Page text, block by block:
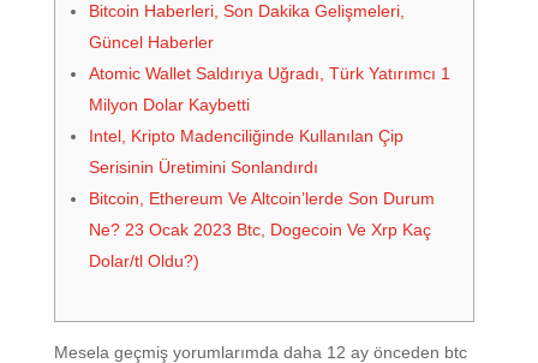
Bitcoin Haberleri, Son Dakika Gelişmeleri,
Güncel Haberler
Atomic Wallet Saldırıya Uğradı, Türk Yatırımcı 1
Milyon Dolar Kaybetti
Intel, Kripto Madenciliğinde Kullanılan Çip
Serisinin Üretimini Sonlandırdı
Bitcoin, Ethereum Ve Altcoin’lerde Son Durum
Ne? 23 Ocak 2023 Btc, Dogecoin Ve Xrp Kaç
Dolar/tl Oldu?)
Mesela geçmiş yorumlarımda daha 12 ay önceden btc